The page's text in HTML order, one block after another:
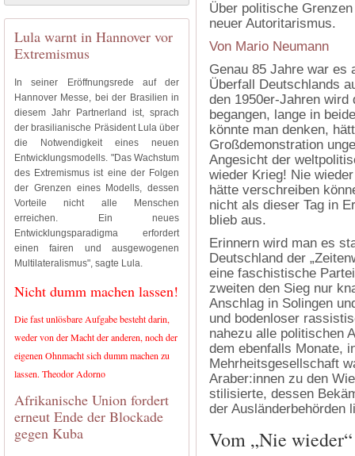
Lula warnt in Hannover vor
Extremismus
In seiner Eröffnungsrede auf der
Hannover Messe, bei der Brasilien in
diesem Jahr Partnerland ist, sprach
der brasilianische Präsident Lula über
die Notwendigkeit eines neuen
Entwicklungsmodells. "Das Wachstum
des Extremismus ist eine der Folgen
der Grenzen eines Modells, dessen
Vorteile nicht alle Menschen
erreichen. Ein neues
Entwicklungsparadigma erfordert
einen fairen und ausgewogenen
Multilateralismus", sagte Lula.
Nicht dumm machen lassen!
Die fast unlösbare Aufgabe besteht darin,
weder von der Macht der anderen, noch der
eigenen Ohnmacht sich dumm machen zu
lassen. Theodor Adorno
Afrikanische Union fordert
erneut Ende der Blockade
gegen Kuba
Über politische
neuer Autoritarismus.
Von Mario Neumann
Genau 85 Jahre war es
Überfall Deutschlands
den 1950er-Jahren
begangen, lange in
könnte man denken,
Großdemonstration
Angesicht der
wieder Krieg! Nie
hätte verschreiben
nicht als dieser Tag in
blieb aus.
Erinnern wird man es
Deutschland der
eine faschistische
zweiten den Sieg nur
Anschlag in Solingen
und bodenloser
nahezu alle politischen
dem ebenfalls Monate,
Mehrheitsgesellschaft
Araber:innen zu den
stilisierte, dessen
der Ausländerbehörden
Vom „Nie